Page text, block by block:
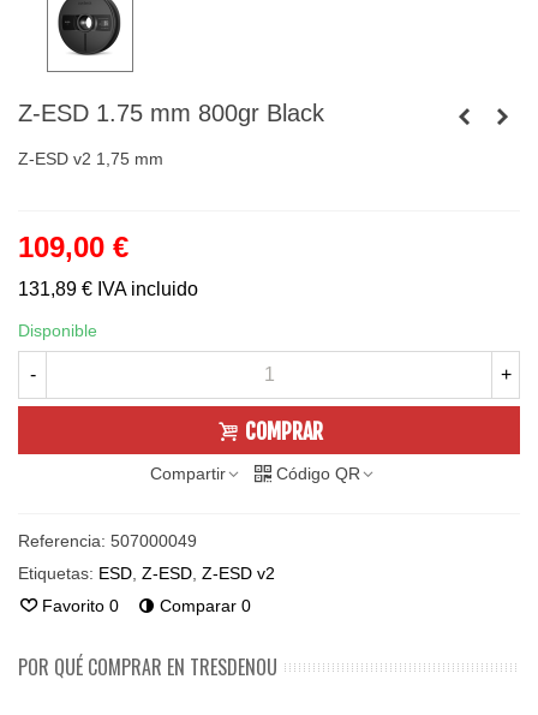
Z-ESD 1.75 mm 800gr Black
Z-ESD v2 1,75 mm
109,00 €
131,89 € IVA incluido
Disponible
- +
COMPRAR
Compartir Código QR
Referencia: 507000049
Etiquetas: ESD Z-ESD Z-ESD v2
Favorito 0 Comparar 0
POR QUÉ COMPRAR EN TRESDENOU